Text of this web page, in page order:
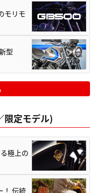
モリモ
型
限定モデル)
極上の
！ 伝統